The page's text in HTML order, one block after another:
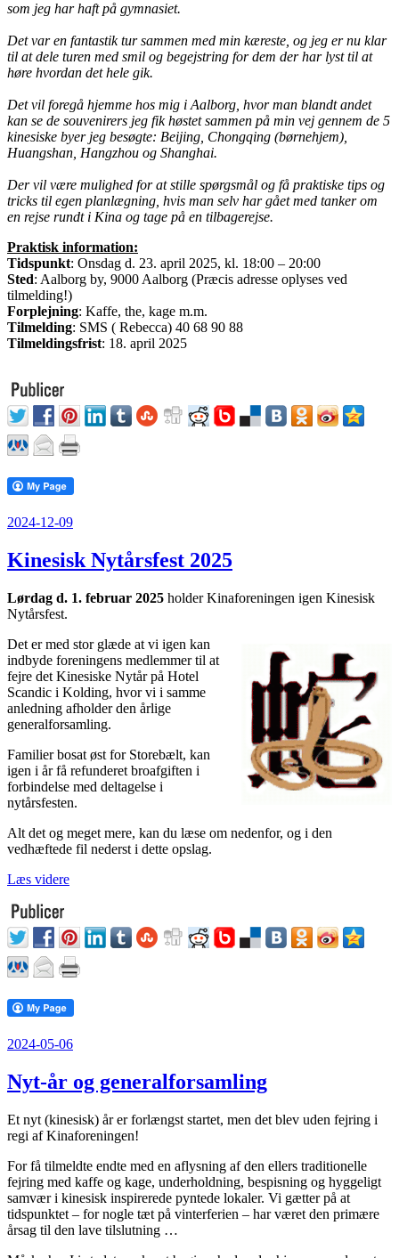
som jeg har haft på gymnasiet.
Det var en fantastik tur sammen med min kæreste, og jeg er nu klar
til at dele turen med smil og begejstring for dem der har lyst til at
høre hvordan det hele gik.
Det vil foregå hjemme hos mig i Aalborg, hvor man blandt andet
kan se de souvenirers jeg fik høstet sammen på min vej gennem de 5
kinesiske byer jeg besøgte: Beijing, Chongqing (børnehjem),
Huangshan, Hangzhou og Shanghai.
Der vil være mulighed for at stille spørgsmål og få praktiske tips og
tricks til egen planlægning, hvis man selv har gået med tanker om
en rejse rundt i Kina og tage på en tilbagerejse.
Praktisk information:
Tidspunkt: Onsdag d. 23. april 2025, kl. 18:00 – 20:00
Sted: Aalborg by, 9000 Aalborg (Præcis adresse oplyses ved
tilmelding!)
Forplejning: Kaffe, the, kage m.m.
Tilmelding: SMS ( Rebecca) 40 68 90 88
Tilmeldingsfrist: 18. april 2025
Udgivet
2024-12-09
Kinesisk Nytårsfest 2025
Lørdag d. 1. februar 2025 holder Kinaforeningen igen Kinesisk
Nytårsfest.
Det er med stor glæde at vi igen kan
indbyde foreningens medlemmer til at
fejre det Kinesiske Nytår på Hotel
Scandic i Kolding, hvor vi i samme
anledning afholder den årlige
generalforsamling.
Familier bosat øst for Storebælt, kan
igen i år få refunderet broafgiften i
forbindelse med deltagelse i
nytårsfesten.
Alt det og meget mere, kan du læse om nedenfor, og i den
vedhæftede fil nederst i dette opslag.
Læs videre“Kinesisk
Udgivet
2024-05-06
Nyt-år og generalforsamling
Et nyt (kinesisk) år er forlængst startet, men det blev uden fejring i
regi af Kinaforeningen!
For få tilmeldte endte med en aflysning af den ellers traditionelle
fejring med kaffe og kage, underholdning, bespisning og hyggeligt
samvær i kinesisk inspirerede pyntede lokaler. Vi gætter på at
tidspunktet – for nogle tæt på vinterferien – har været den primære
årsag til den lave tilslutning …